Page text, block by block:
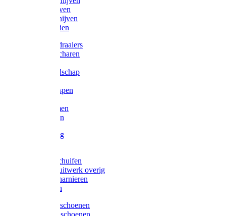
Lamelschijven
Diamantschijven
Laselektroden
Schroevendraaiers
Tangen / Scharen
Meetgereedschap
Vijlen / Raspen
Lijmklemmen
Waterpassen
Bouwbeslag
Grendels/schuifen
Hang en sluitwerk overig
Hengen/scharnieren
Scharnieren
Latex handschoenen
Leren handschoenen